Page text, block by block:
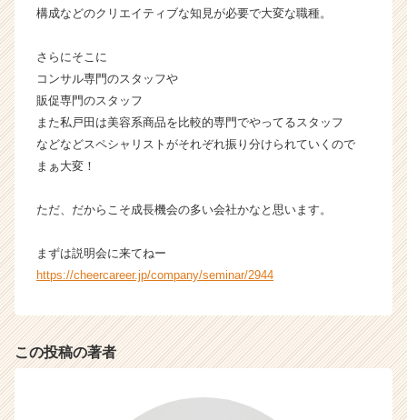
（C
r
a
r
構成などのクリエイティブな知見が必要で大変な職種。
さらにそこに
コンサル専門のスタッフや
販促専門のスタッフ
また私戸田は美容系商品を比較的専門でやってるスタッフ
などなどスペシャリストがそれぞれ振り分けられていくので
まぁ大変！
ただ、だからこそ成長機会の多い会社かなと思います。
まずは説明会に来てねー
https://cheercareer.jp/company/seminar/2944
この投稿の著者